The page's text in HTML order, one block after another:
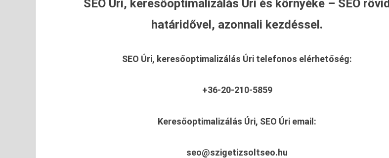
SEO Úri, keresőoptimalizálás Úri és környéke – SEO rövid
határidővel, azonnali kezdéssel.
SEO Úri, keresőoptimalizálás Úri telefonos elérhetőség:
+36-20-210-5859
Keresőoptimalizálás Úri, SEO Úri email:
seo@szigetizsoltseo.hu